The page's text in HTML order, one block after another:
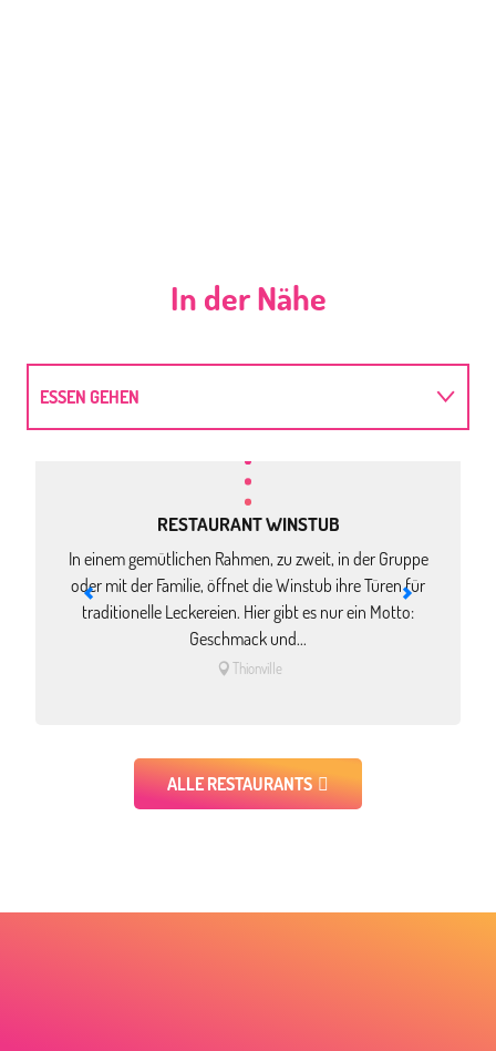
In der Nähe
ESSEN GEHEN
RESTAURANT WINSTUB
In einem gemütlichen Rahmen, zu zweit, in der Gruppe
oder mit der Familie, öffnet die Winstub ihre Türen für
traditionelle Leckereien. Hier gibt es nur ein Motto:
Geschmack und...
Thionville
ALLE RESTAURANTS